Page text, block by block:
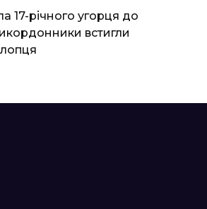
17-річного угорця до
встигли